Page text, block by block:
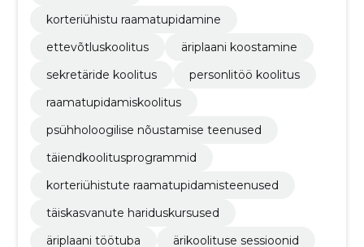
korteriühistu raamatupidamine
ettevõtluskoolitus
äriplaani koostamine
sekretäride koolitus
personlitöö koolitus
raamatupidamiskoolitus
psühholoogilise nõustamise teenused
täiendkoolitusprogrammid
korteriühistute raamatupidamisteenused
täiskasvanute hariduskursused
äriplaani töötuba
ärikoolituse sessioonid